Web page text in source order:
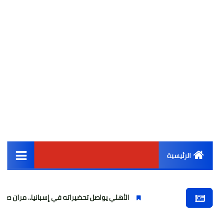
الرئيسية
أخبار مصر
الأهلي يواصل تحضيراته في إسبانيا.. مران صباحي قوي